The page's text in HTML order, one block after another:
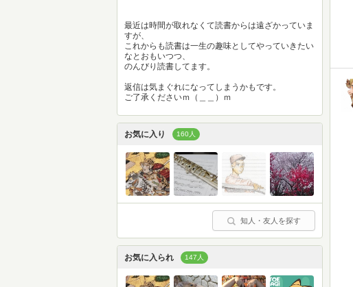
最近は時間が取れなくて読書からは遠ざかっていま
すが、
これからも読書は一生の趣味としてやっていきたい
なとおもいつつ、
のんびり読書してます。
返信は気まぐれになってしまうかもです。
ご了承くださいｍ（＿＿）ｍ
お気に入り 160人
知人・友人を探す
お気に入られ 147人